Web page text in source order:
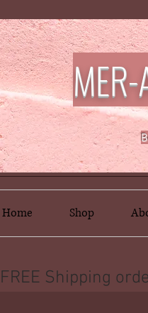
MER-
Home Shop
FREE Shipping